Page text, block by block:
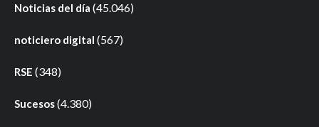
Noticias del día (45.046)
noticiero digital (567)
RSE (348)
Sucesos(4.380)